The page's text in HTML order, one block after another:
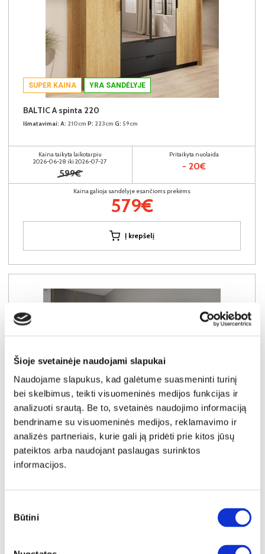
Šioje svetainėje naudojami slapukai
Naudojame slapukus, kad galėtume suasmeninti turinį
bei skelbimus, teikti visuomeninės medijos funkcijas ir
analizuoti srautą. Be to, svetainės naudojimo informaciją
bendriname su visuomeninės medijos, reklamavimo ir
analizės partneriais, kurie gali ją pridėti prie kitos jūsų
pateiktos arba naudojant paslaugas surinktos
informacijos.
pasirinkimas
Būtini
SUPER KAINA YRA SANDĖLYJE
BALTIC A spinta 220
Išmatavimai: A: 210cm P: 223cm G: 59cm
Kaina taikyta laikotarpiu
2026-06-28 iki 2026-07-27
599€
Pritaikyta nuolaida
- 20€
Kaina galioja sandėlyje esančioms prekėms
579€
Į krepšelį
IŠPARDAVIMAS YRA SANDĖLYJE
Kaina taikyta laikotarpiu
Pritaikyta nuolaida